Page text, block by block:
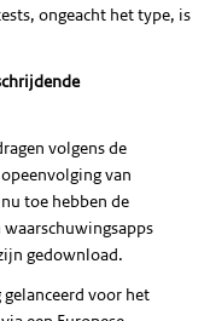
ongeacht het type, is
volgens de
van
toe hebben de
gedownload.
voor het